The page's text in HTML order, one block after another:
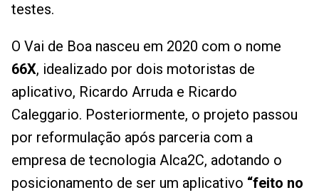
testes.
O Vai de Boa nasceu em 2020 com o nome
66X, idealizado por dois motoristas de
aplicativo, Ricardo Arruda e Ricardo
Caleggario. Posteriormente, o projeto passou
por reformulação após parceria com a
empresa de tecnologia Alca2C, adotando o
posicionamento de ser um aplicativo “feito no